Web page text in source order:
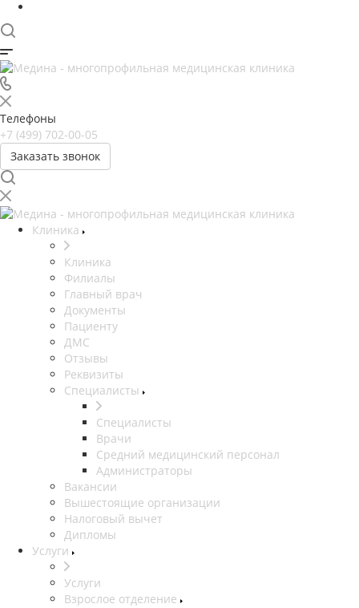
Телефоны
+7 (499) 702-00-05
Заказать звонок
Клиника
Клиника
Филиалы
Главный врач
Документы
Пациенту
ДМС
Отзывы
Реквизиты
Специалисты
Специалисты
Врачи
Средний медицинский персонал
Администраторы
Вакансии
Вышестоящие организации
Налоговый вычет
Дипломы
Услуги
Услуги
Взрослое отделение